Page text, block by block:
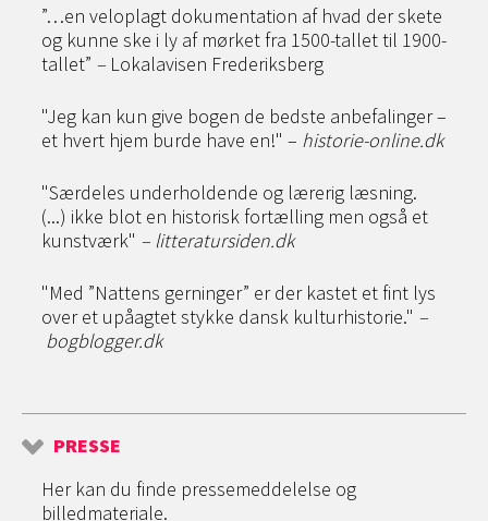
”…en veloplagt dokumentation af hvad der skete
og kunne ske i ly af mørket fra 1500-tallet til 1900-
tallet” – Lokalavisen Frederiksberg
"Jeg kan kun give bogen de bedste anbefalinger –
et hvert hjem burde have en!" – historie-online.dk
"Særdeles underholdende og lærerig læsning.
(...) ikke blot en historisk fortælling men også et
kunstværk" – litteratursiden.dk
"Med ”Nattens gerninger” er der kastet et fint lys
over et upåagtet stykke dansk kulturhistorie." –
bogblogger.dk
PRESSE
Her kan du finde pressemeddelelse og
billedmateriale.